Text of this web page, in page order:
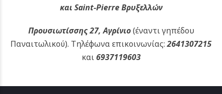
και Saint-Pierre Βρυξελλών
Προυσιωτίσσης 27, Αγρίνιο(έναντι γηπέδου
Παναιτωλικού). Τηλέφωνα επικοινωνίας:2641307215
και6937119603